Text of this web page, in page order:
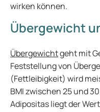
wirken können.
Übergewicht
Übergewichtgeht mit
Feststellung von
(Fettleibigkeit) wird
BMI zwischen 25 und
Adipositas liegt der